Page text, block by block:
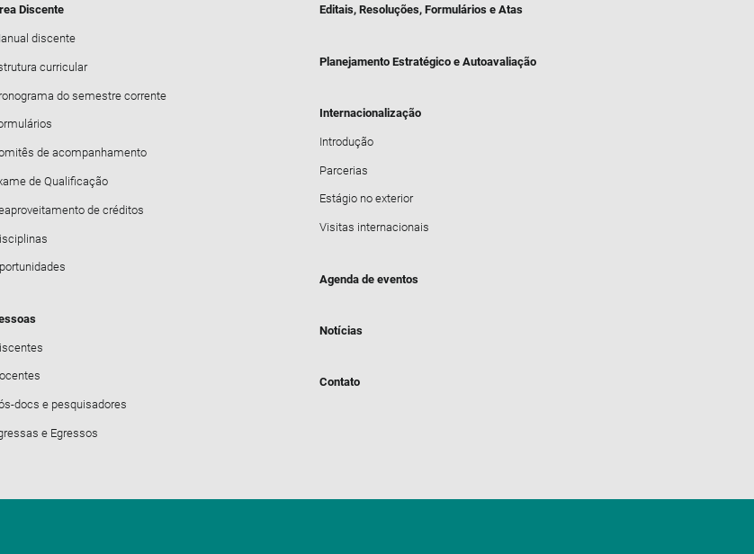
Discente
discente
curricular
do semestre corrente
Comitês de acompanhamento
de Qualificação
de créditos
docs e pesquisadores
e Egressos
Editais, Resoluções, Formulários e Atas
Planejamento Estratégico e Autoavaliação
Internacionalização
Introdução
Parcerias
Estágio no exterior
Visitas internacionais
Agenda de eventos
Notícias
Contato